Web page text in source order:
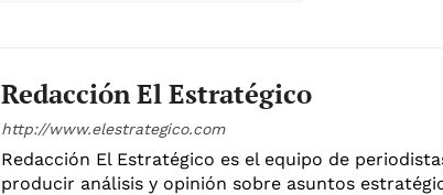
Redacción El Estratégico
http://www.elestrategico.com
Redacción El Estratégico es el equipo de
producir análisis y opinión sobre asuntos